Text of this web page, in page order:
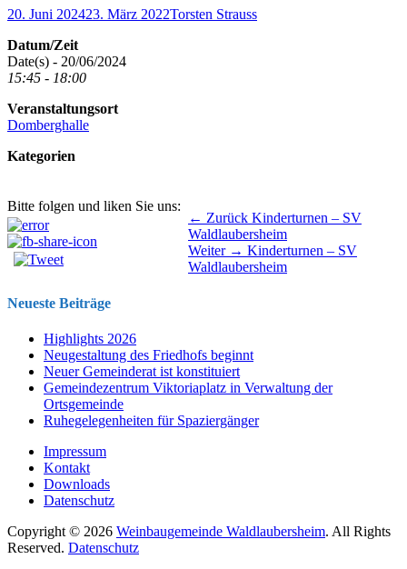
Veröffentlicht
20. Juni 202423. März 2022Autor
Torsten Strauss
Datum/Zeit
Date(s) - 20/06/2024
15:45 - 18:00
Veranstaltungsort
Domberghalle
Kategorien
Bitte folgen und liken Sie uns:
Beitragsnavigation ← Zurück Vorhergehender
Beitrag:
Kinderturnen – SV
Waldlaubersheim
Weiter → Nächster
Beitrag:
Kinderturnen – SV
Waldlaubersheim
Neueste Beiträge
Highlights 2026
Neugestaltung des Friedhofs beginnt
Neuer Gemeinderat ist konstituiert
Gemeindezentrum Viktoriaplatz in Verwaltung der
Ortsgemeinde
Ruhegelegenheiten für Spaziergänger
Impressum
Kontakt
Downloads
Datenschutz
Copyright © 2026 Weinbaugemeinde Waldlaubersheim. All Rights
Reserved. Datenschutz